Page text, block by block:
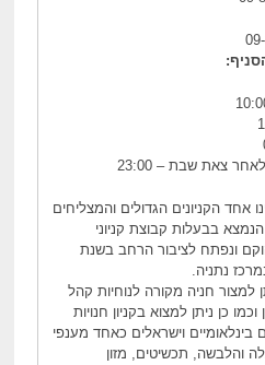
צאת שבת – 23:00
אחד הקניונים הגדולים והמצליחים
בבעלות קבוצת קניוני
ונפתח לציבור הרחב בשנת
למצור חניה מקורה לנוחיות קהל
כן ניתן למצוא בקניון חנויות
בינלאומיים וישראלים כאחד מענפי
והלבשה, תכשיטים, מזון